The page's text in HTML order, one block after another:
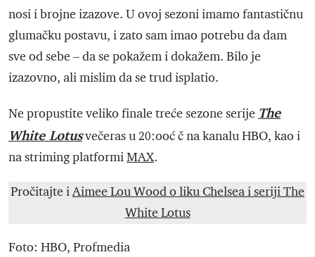
nosi i brojne izazove. U ovoj sezoni imamo fantastičnu
glumačku postavu, i zato sam imao potrebu da dam
sve od sebe – da se pokažem i dokažem. Bilo je
izazovno, ali mislim da se trud isplatio.
Ne propustite veliko finale treće sezone serije The
White Lotusvečeras u 20:ooć č na kanalu HBO, kao i
na striming platformiMAX.
Pročitajte iAimee Lou Wood o liku Chelsea i seriji The
White Lotus
Foto: HBO, Profmedia